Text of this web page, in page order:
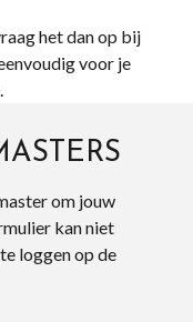
het dan op bij
voor je
om jouw
kan niet
loggen op de